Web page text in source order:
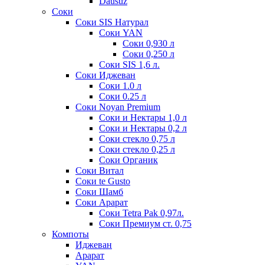
Соки
Соки SIS Натурал
Соки YAN
Соки 0,930 л
Соки 0,250 л
Соки SIS 1,6 л.
Соки Иджеван
Соки 1.0 л
Соки 0.25 л
Соки Noyan Premium
Соки и Нектары 1,0 л
Соки и Нектары 0,2 л
Соки стекло 0,75 л
Соки стекло 0,25 л
Соки Органик
Соки Витал
Соки te Gusto
Соки Шамб
Соки Арарат
Соки Tetra Pak 0,97л.
Соки Премиум ст. 0,75
Компоты
Иджеван
Арарат